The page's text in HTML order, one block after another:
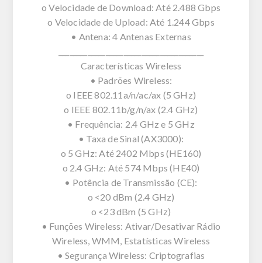
o Velocidade de Download: Até 2.488 Gbps
o Velocidade de Upload: Até 1.244 Gbps
• Antena: 4 Antenas Externas
Características Wireless
• Padrões Wireless:
o IEEE 802.11a/n/ac/ax (5 GHz)
o IEEE 802.11b/g/n/ax (2.4 GHz)
• Frequência: 2.4 GHz e 5 GHz
• Taxa de Sinal (AX3000):
o 5 GHz: Até 2402 Mbps (HE160)
o 2.4 GHz: Até 574 Mbps (HE40)
• Potência de Transmissão (CE):
o <20 dBm (2.4 GHz)
o <23 dBm (5 GHz)
• Funções Wireless: Ativar/Desativar Rádio
Wireless, WMM, Estatísticas Wireless
• Segurança Wireless: Criptografias